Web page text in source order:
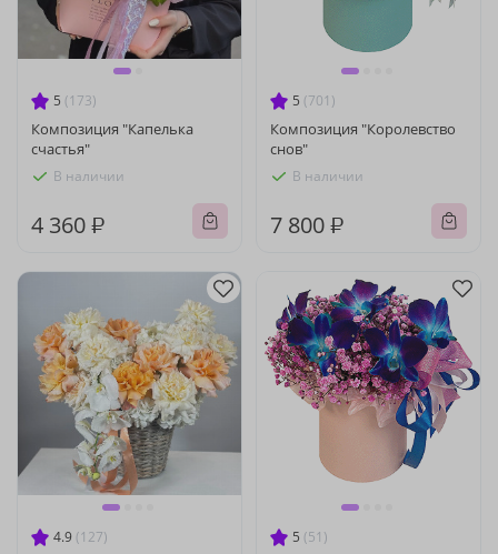
5 (173)
Композиция "Капелька
счастья"
В наличии
4 360 ₽
5 (701)
Композиция "Королевство
снов"
В наличии
7 800 ₽
4.9 (127) 5 (51)